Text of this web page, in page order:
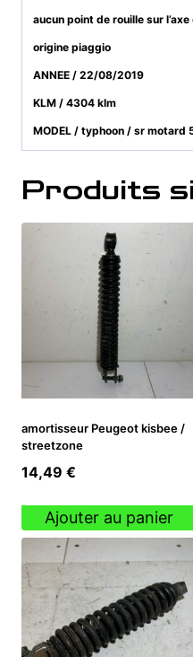
aucun point de rouille sur
origine piaggio
ANNEE / 22/08/2019
KLM / 4304 klm
MODEL / typhoon / sr motard
Produits
amortisseur Peugeot kisbee /
streetzone
14,49 €
Ajouter au panier